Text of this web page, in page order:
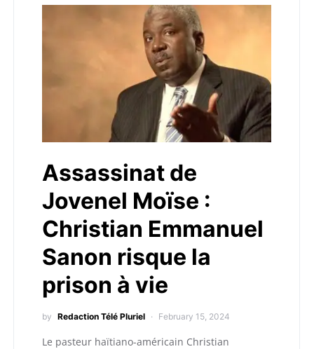
Assassinat de
Jovenel Moïse :
Christian Emmanuel
Sanon risque la
prison à vie
by Redaction Télé Pluriel February 15, 2024
Le pasteur haïtiano-américain Christian